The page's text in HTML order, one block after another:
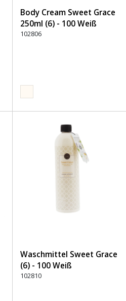
Body Cream Sweet Grace
250ml (6) - 100 Weiß
102806
Waschmittel Sweet Grace
(6) - 100 Weiß
102810